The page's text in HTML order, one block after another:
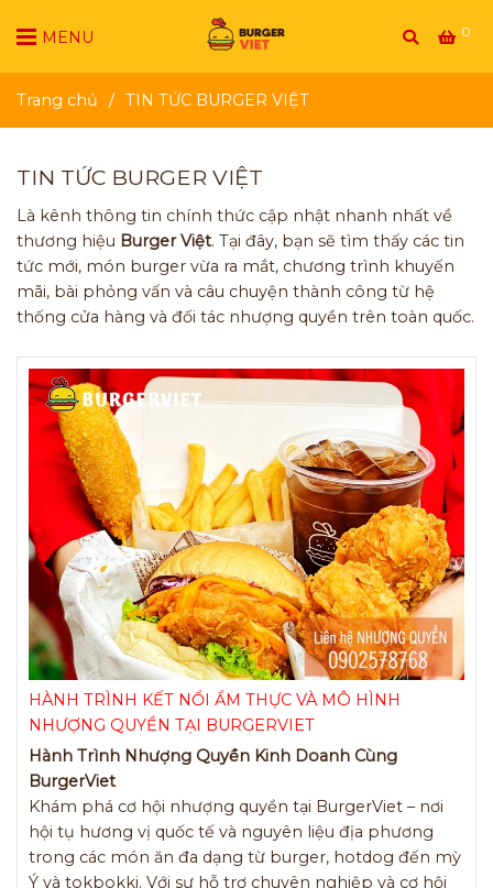
0
MENU
Trang chủ / TIN TỨC BURGER VIỆT
TIN TỨC BURGER VIỆT
Là kênh thông tin chính thức cập nhật nhanh nhất về
thương hiệu Burger Việt. Tại đây, bạn sẽ tìm thấy các tin
tức mới, món burger vừa ra mắt, chương trình khuyến
mãi, bài phỏng vấn và câu chuyện thành công từ hệ
thống cửa hàng và đối tác nhượng quyền trên toàn quốc.
HÀNH TRÌNH KẾT NỔI ẨM THỰC VÀ MÔ HÌNH
NHƯỢNG QUYỀN TẠI BURGERVIET
Hành Trình Nhượng Quyền Kinh Doanh Cùng
BurgerViet
Khám phá cơ hội nhượng quyền tại BurgerViet – nơi
hội tụ hương vị quốc tế và nguyên liệu địa phương
trong các món ăn đa dạng từ burger, hotdog đến mỳ
Ý và tokbokki. Với sự hỗ trợ chuyên nghiệp và cơ hội